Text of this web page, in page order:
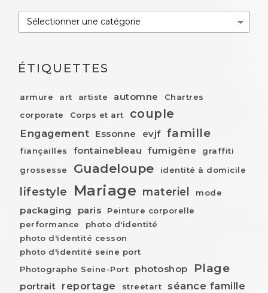
Catégories
ÉTIQUETTES
armure art artiste automne
Chartres
corporate
Corps et art couple
Engagement Essonne evjf famille
fiançailles fontainebleau fumigène
graffiti
grossesse
Guadeloupe identité à domicile
lifestyle Mariage materiel mode
packaging paris
Peinture corporelle
performance
photo d'identité
photo d'identité cesson
photo d'identité seine port
Photographe Seine-Port
photoshop Plage
portrait reportage streetart séance famille